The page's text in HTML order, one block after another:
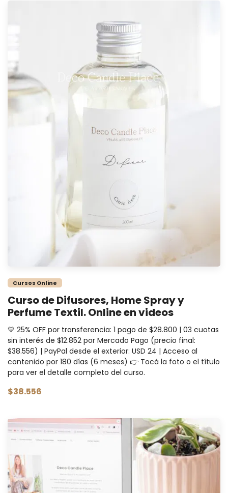
Cursos Online
Curso de Difusores, Home Spray y
Perfume Textil. Online en videos
💛 25% OFF por transferencia: 1 pago de $28.800 | 03 cuotas
sin interés de $12.852 por Mercado Pago (precio final:
$38.556) | PayPal desde el exterior: USD 24 | Acceso al
contenido por 180 días (6 meses) 👉 Tocá la foto o el título
para ver el detalle completo del curso.
$38.556